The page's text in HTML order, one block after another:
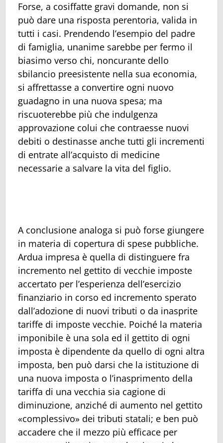
Forse, a cosiffatte gravi domande, non si
può dare una risposta perentoria, valida in
tutti i casi. Prendendo l’esempio del padre
di famiglia, unanime sarebbe per fermo il
biasimo verso chi, noncurante dello
sbilancio preesistente nella sua economia,
si affrettasse a convertire ogni nuovo
guadagno in una nuova spesa; ma
riscuoterebbe più che indulgenza
approvazione colui che contraesse nuovi
debiti o destinasse anche tutti gli incrementi
di entrate all’acquisto di medicine
necessarie a salvare la vita del figlio.
A conclusione analoga si può forse giungere
in materia di copertura di spese pubbliche.
Ardua impresa è quella di distinguere fra
incremento nel gettito di vecchie imposte
accertato per l’esperienza dell’esercizio
finanziario in corso ed incremento sperato
dall’adozione di nuovi tributi o da inasprite
tariffe di imposte vecchie. Poiché la materia
imponibile è una sola ed il gettito di ogni
imposta è dipendente da quello di ogni altra
imposta, ben può darsi che la istituzione di
una nuova imposta o l’inasprimento della
tariffa di una vecchia sia cagione di
diminuzione, anziché di aumento nel gettito
«complessivo» dei tributi statali; e ben può
accadere che il mezzo più efficace per